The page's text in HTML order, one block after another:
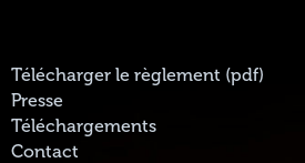
Télécharger le règlement (pdf)
Presse
Téléchargements
Contact